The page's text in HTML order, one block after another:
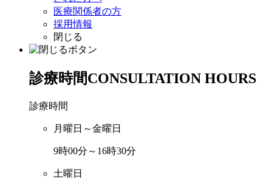
医療関係者の方
採用情報
閉じる
診療時間CONSULTATION HOURS
診療時間
月曜日～金曜日
9時00分～16時30分
土曜日